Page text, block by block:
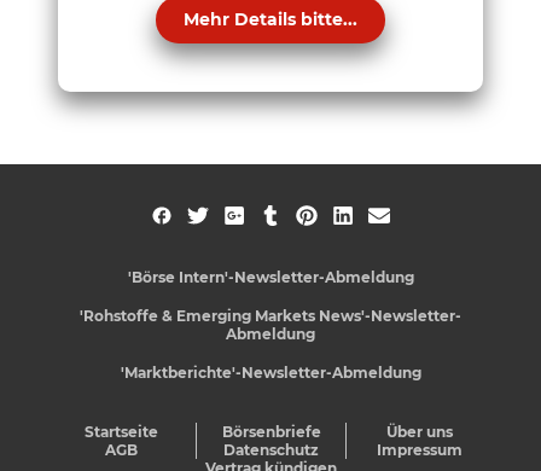
Mehr Details bitte...
'Börse Intern'-Newsletter-Abmeldung
'Rohstoffe & Emerging Markets News'-Newsletter-
Abmeldung
'Marktberichte'-Newsletter-Abmeldung
Startseite Börsenbriefe
Über uns
AGB
Datenschutz
Impressum